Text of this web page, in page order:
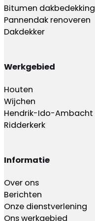
Bitumen dakbedekking
Pannendak renoveren
Dakdekker
Werkgebied
Houten
Wijchen
Hendrik-Ido-Ambacht
Ridderkerk
Informatie
Over ons
Berichten
Onze dienstverlening
Ons werkgebied